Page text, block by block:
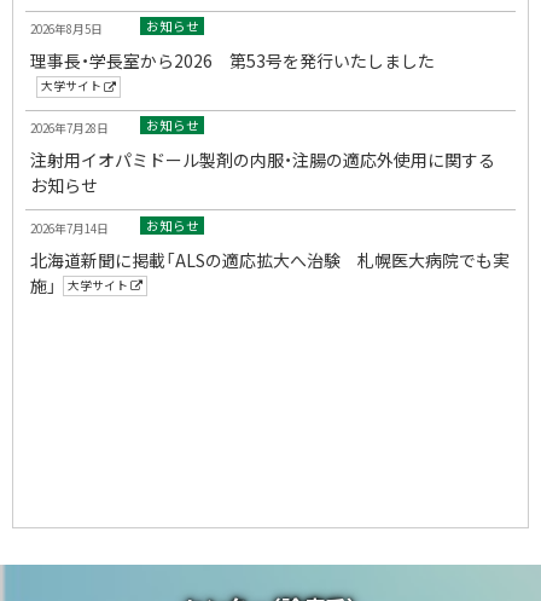
2026年8月5日 お知らせ
理事長・学長室から2026 第53号を発行いたしました
大学サイト
2026年7月28日 お知らせ
注射用イオパミドール製剤の内服・注腸の適応外使用に関する
お知らせ
2026年7月14日 お知らせ
北海道新聞に掲載「ALSの適応拡大へ治験 札幌医大病院でも実
施」
大学サイト